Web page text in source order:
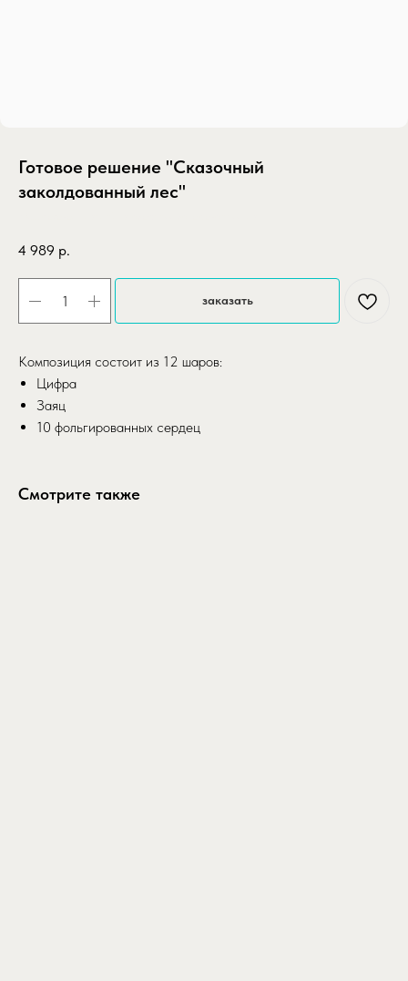
Готовое решение "Сказочный
заколдованный лес"
4 989 р.
заказать
Композиция состоит из 12 шаров:
Цифра
Заяц
10 фольгированных сердец
Смотрите также